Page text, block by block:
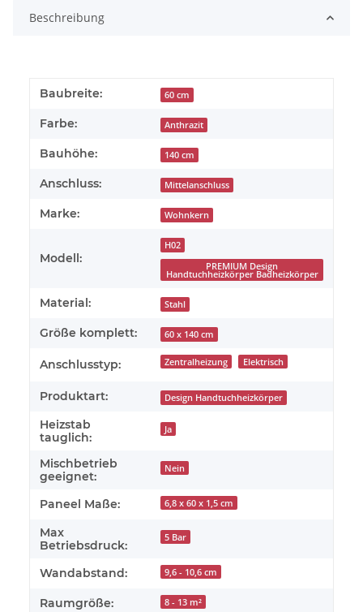
Beschreibung
Baubreite: 60 cm
Farbe: Anthrazit
Bauhöhe: 140 cm
Anschluss: Mittelanschluss
Marke: Wohnkern
Modell:
H02
PREMIUM Design
Handtuchheizkörper Badheizkörper
Material: Stahl
Größe komplett: 60 x 140 cm
Anschlusstyp: Zentralheizung Elektrisch
Produktart: Design Handtuchheizkörper
Heizstab
tauglich:
Ja
Mischbetrieb
geeignet:
Nein
Paneel Maße: 6,8 x 60 x 1,5 cm
Max
Betriebsdruck:
5 Bar
Wandabstand: 9,6 - 10,6 cm
Raumgröße: 8 - 13 m²